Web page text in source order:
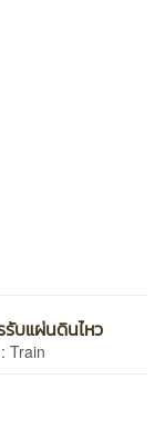
บแผ่นดินไหว
Train